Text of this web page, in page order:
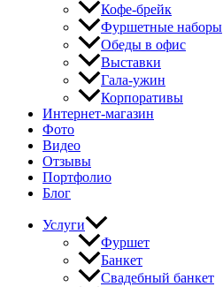
Кофе-брейк
Фуршетные наборы
Обеды в офис
Выставки
Гала-ужин
Корпоративы
Интернет-магазин
Фото
Видео
Отзывы
Портфолио
Блог
Услуги
Фуршет
Банкет
Свадебный банкет